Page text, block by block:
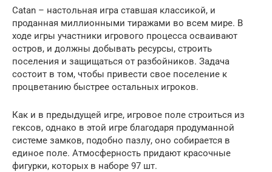
Catan – настольная игра ставшая классикой, и
проданная миллионными тиражами во всем мире. В
ходе игры участники игрового процесса осваивают
остров, и должны добывать ресурсы, строить
поселения и защищаться от разбойников. Задача
состоит в том, чтобы привести свое поселение к
процветанию быстрее остальных игроков.
Как и в предыдущей игре, игровое поле строиться из
гексов, однако в этой игре благодаря продуманной
системе замков, подобно пазлу, оно собирается в
единое поле. Атмосферность придают красочные
фигурки, которых в наборе 97 шт.